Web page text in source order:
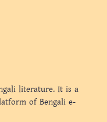
literature. It is a
of Bengali e-